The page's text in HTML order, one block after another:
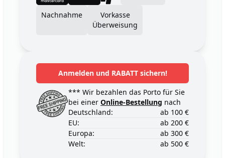
Nachnahme
Vorkasse
Überweisung
Anmelden und RABATT sichern!
*** Wir bezahlen das Porto für Sie
bei einer Online-Bestellung nach
Deutschland:
ab 100 €
EU:
ab 200 €
Europa:
ab 300 €
Welt:
ab 500 €